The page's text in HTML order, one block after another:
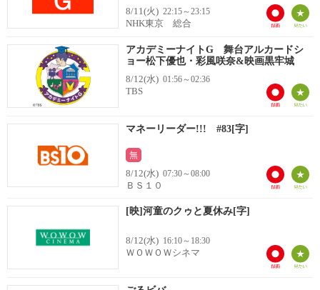
8/11(火) 22:15～23:15
NHK東京 総合
アカデミーナイトG 舞台アルカードシ
ョー松下優也・彩風咲奈&映画黒牢城
8/12(水) 01:56～02:36
TBS
マネーリーダー!!! #83[字]
無
8/12(水) 07:30～08:00
ＢＳ１０
[映]河童のクゥと夏休み[字]
8/12(水) 16:10～18:30
ＷＯＷＯＷシネマ